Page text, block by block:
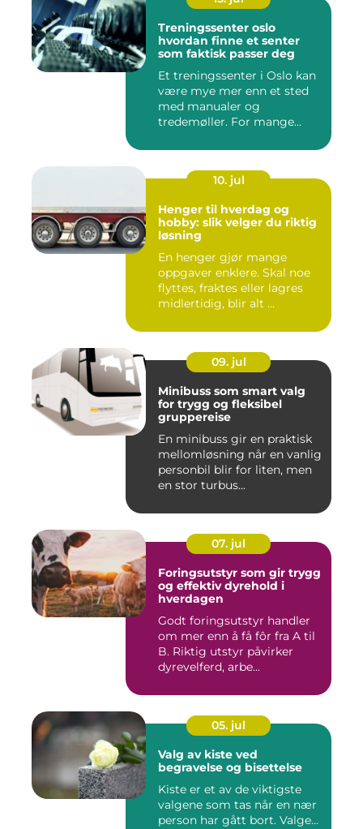
Treningssenter oslo
hvordan finne et senter
som faktisk passer deg
Et treningssenter i Oslo kan
være mye mer enn et sted
med manualer og
tredemøller. For mange
10. jul
Henger til hverdag og
hobby: slik velger du riktig
løsning
En henger gjør mange
oppgaver enklere. Skal noe
flyttes, fraktes eller lagres
midlertidig, blir alt ...
09. jul
Minibuss som smart valg
for trygg og fleksibel
gruppereise
En minibuss gir en praktisk
mellomløsning når en vanlig
personbil blir for liten, men
en stor turbus...
07. jul
Foringsutstyr som gir trygg
og effektiv dyrehold i
hverdagen
Godt foringsutstyr handler
om mer enn å få fôr fra A til
B. Riktig utstyr påvirker
dyrevelferd, arbe...
05. jul
Valg av kiste ved
begravelse og bisettelse
Kiste er et av de viktigste
valgene som tas når en nær
person har gått bort. Valge...